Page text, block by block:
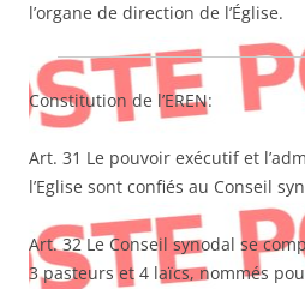
l’organe de direction de l’Église.
Constitution de l’EREN:
Art. 31 Le pouvoir exécutif et
l’Eglise sont confiés au Conseil
Art. 32 Le Conseil synodal se
3 pasteurs et 4 laïcs, nommés